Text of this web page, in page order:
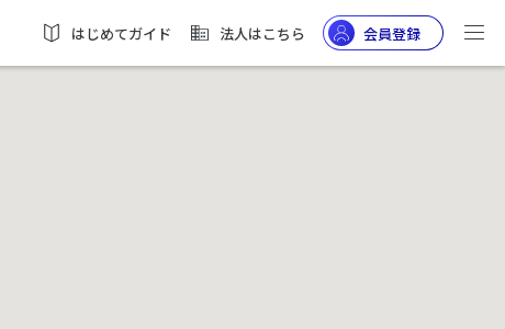
はじめてガイド 法人はこちら 会員登録